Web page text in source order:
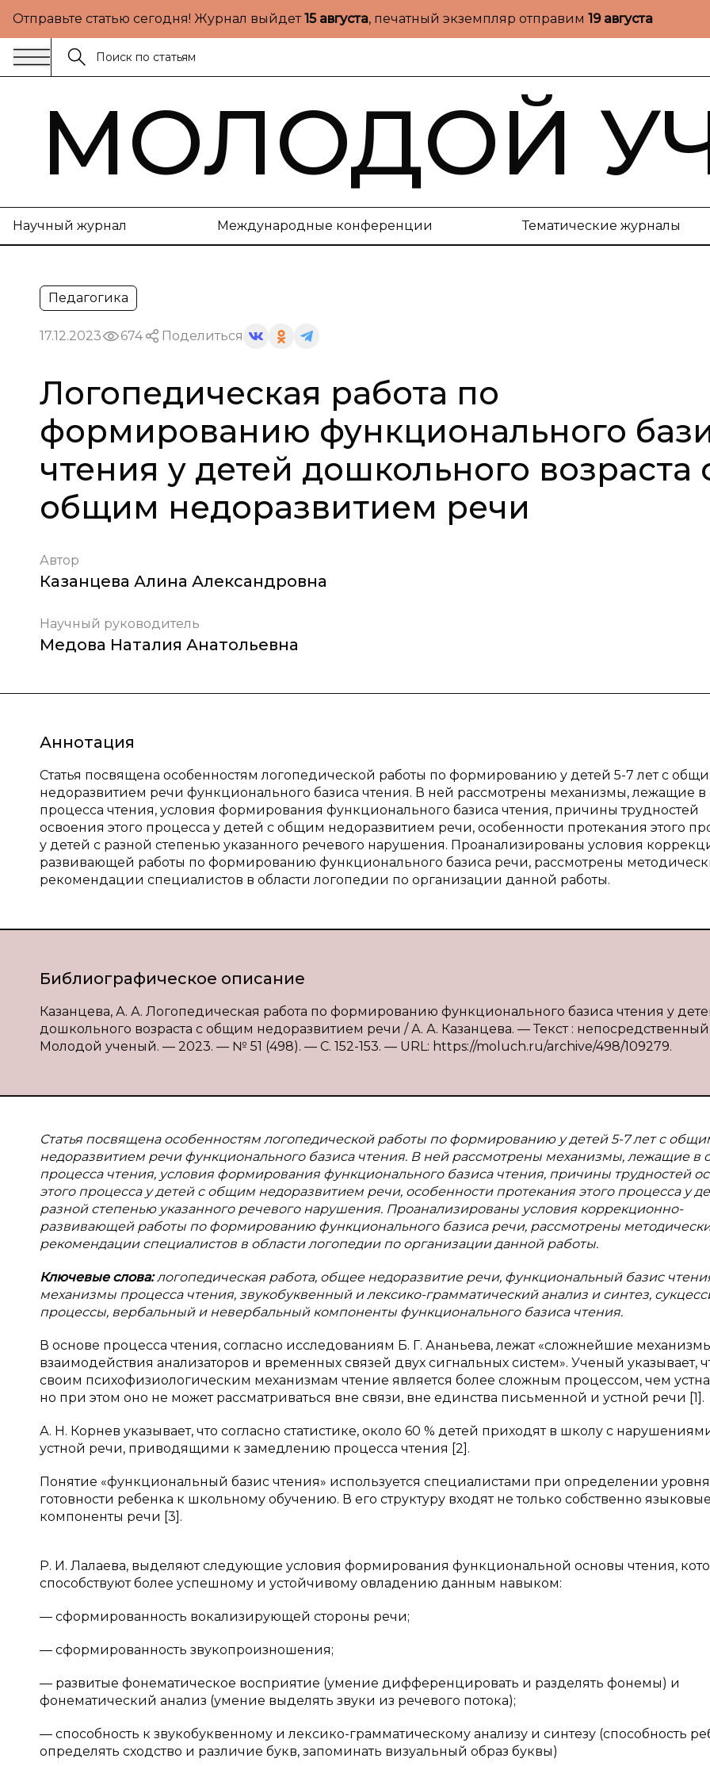
Отправьте статью сегодня! Журнал выйдет15 августа, печатный экземпляр отправим 19 августа
МОЛОДОЙ
Научный журнал Международные конференции Тематические журналы
Педагогика
17.12.2023 674 Поделиться
Логопедическая работа по
формированию функционального
чтения у детей дошкольного возраста
общим недоразвитием речи
Автор
Казанцева Алина Александровна
Научный руководитель
Медова Наталия Анатольевна
Аннотация
Статья посвящена особенностям логопедической работы по формированию у детей 5-7 лет с
недоразвитием речи функционального базиса чтения. В ней рассмотрены механизмы, лежащие в
процесса чтения, условия формирования функционального базиса чтения, причины трудностей
освоения этого процесса у детей с общим недоразвитием речи, особенности протекания этого
у детей с разной степенью указанного речевого нарушения. Проанализированы условия
развивающей работы по формированию функционального базиса речи, рассмотрены
рекомендации специалистов в области логопедии по организации данной работы.
Библиографическое описание
Казанцева, А. А. Логопедическая работа по формированию функционального базиса чтения у
дошкольного возраста с общим недоразвитием речи / А. А. Казанцева. — Текст :
Молодой ученый. — 2023. — № 51 (498). — С. 152-153. — URL: https://moluch.ru/archive/498/109279.
Статья посвящена особенностям логопедической работы по формированию у детей 5-7 лет с
недоразвитием речи функционального базиса чтения. В ней рассмотрены механизмы, лежащие в
процесса чтения, условия формирования функционального базиса чтения, причины трудностей
этого процесса у детей с общим недоразвитием речи, особенности протекания этого процесса у
разной степенью указанного речевого нарушения. Проанализированы условия коррекционно-
развивающей работы по формированию функционального базиса речи, рассмотрены
рекомендации специалистов в области логопедии по организации данной работы.
Ключевые слова:логопедическая работа, общее недоразвитие речи, функциональный базис
механизмы процесса чтения, звукобуквенный и лексико-грамматический анализ и синтез,
процессы, вербальный и невербальный компоненты функционального базиса чтения.
В основе процесса чтения, согласно исследованиям Б. Г. Ананьева, лежат «сложнейшие
взаимодействия анализаторов и временных связей двух сигнальных систем». Ученый указывает,
своим психофизиологическим механизмам чтение является более сложным процессом, чем
но при этом оно не может рассматриваться вне связи, вне единства письменной и устной речи [1].
А. Н. Корнев указывает, что согласно статистике, около 60 % детей приходят в школу с
устной речи, приводящими к замедлению процесса чтения [2].
Понятие «функциональный базис чтения» используется специалистами при определении уровня
готовности ребенка к школьному обучению. В его структуру входят не только собственно языковые
компоненты речи [3].
Р. И. Лалаева, выделяют следующие условия формирования функциональной основы чтения,
способствуют более успешному и устойчивому овладению данным навыком:
— сформированность вокализирующей стороны речи;
— сформированность звукопроизношения;
— развитые фонематическое восприятие (умение дифференцировать и разделять фонемы) и
фонематический анализ (умение выделять звуки из речевого потока);
— способность к звукобуквенному и лексико-грамматическому анализу и синтезу (способность
определять сходство и различие букв, запоминать визуальный образ буквы)